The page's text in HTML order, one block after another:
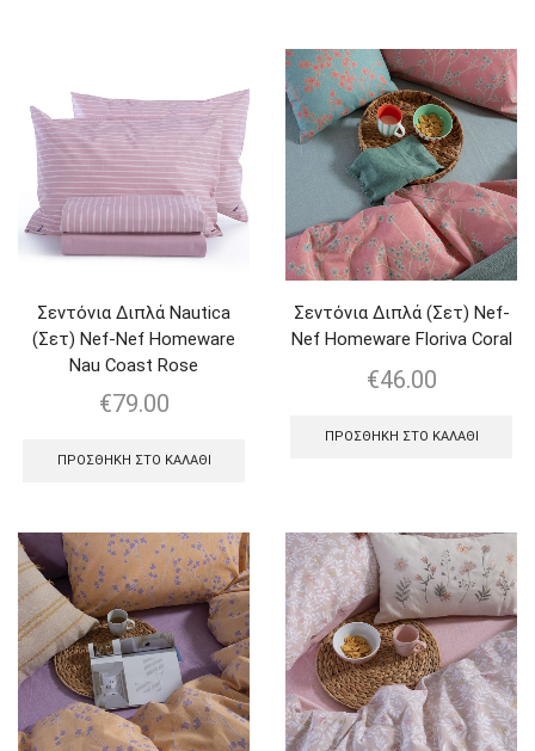
Σεντόνια Διπλά Nautica
(Σετ) Nef-Nef Homeware
Nau Coast Rose
€79.00
ΠΡΟΣΘΉΚΗ ΣΤΟ ΚΑΛΆΘΙ
Σεντόνια Διπλά (Σετ) Nef-
Nef Homeware Floriva Coral
€46.00
ΠΡΟΣΘΉΚΗ ΣΤΟ ΚΑΛΆΘΙ